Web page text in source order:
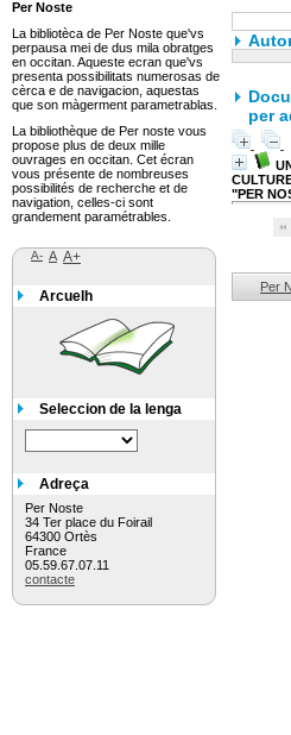
per
"PER
Per
Per Noste
La bibliotèca de Per Noste que'vs
perpausa mei de dus mila obratges
en occitan. Aqueste ecran que'vs
presenta possibilitats numerosas de
cèrca e de navigacion, aquestas
que son màgerment parametrablas.
La bibliothèque de Per noste vous
propose plus de deux mille
ouvrages en occitan. Cet écran
vous présente de nombreuses
possibilités de recherche et de
navigation, celles-ci sont
grandement paramétrables.
A- A A+
Arcuelh
Seleccion de la lenga
Adreça
Per Noste
34 Ter place du Foirail
64300 Ortès
France
05.59.67.07.11
contacte